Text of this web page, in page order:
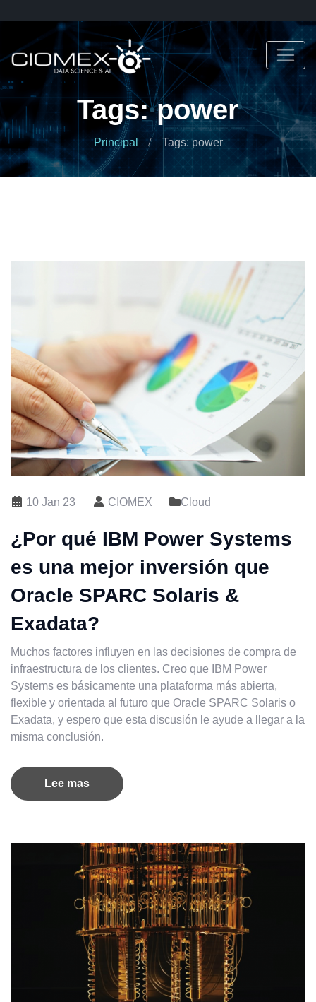
Tags: power
Principal Tags: power
10 Jan 23 CIOMEX Cloud
¿Por qué IBM Power Systems
es una mejor inversión que
Oracle SPARC Solaris &
Exadata?
Muchos factores influyen en las decisiones de compra de
infraestructura de los clientes. Creo que IBM Power
Systems es básicamente una plataforma más abierta,
flexible y orientada al futuro que Oracle SPARC Solaris o
Exadata, y espero que esta discusión le ayude a llegar a la
misma conclusión.
Lee mas